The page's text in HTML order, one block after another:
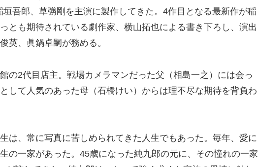
吾郎、草彅剛を主演に製作してきた。4作目となる最新作が稲
とも期待されている劇作家、横山拓也による書き下ろし、演出
英、眞鍋卓嗣が務める。
の2代目店主。戦場カメラマンだった父（相島一之）には会っ
して人気のあった母（石橋けい）からは理不尽な期待を背負わ
は、常に写真に苦しめられてきた人生でもあった。毎年、愛に
の一家があった。45歳になった純九郎の元に、その憧れの一家